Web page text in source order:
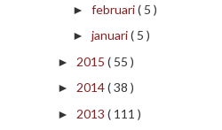
► februari( 5 )
► januari( 5 )
► 2015 ( 55 )
► 2014( 38 )
► 2013 ( 111 )